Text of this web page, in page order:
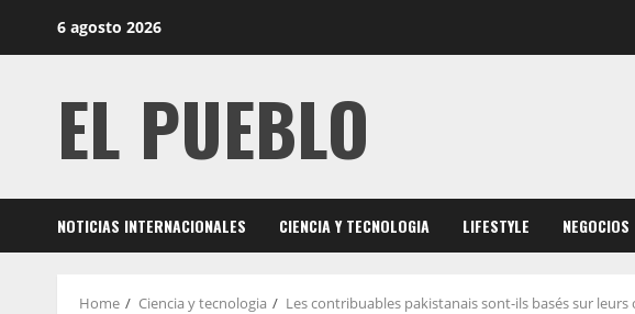
6 agosto 2026
EL PUEBLO
NOTICIAS INTERNACIONALES CIENCIA Y TECNOLOGIA LIFESTYLE NEGOCIOS
Home Ciencia y tecnologia Les contribuables pakistanais sont-ils basés sur